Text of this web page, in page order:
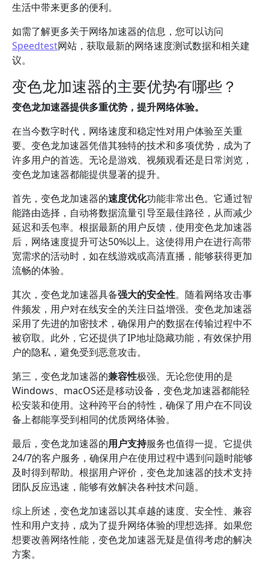
生活中带来更多的便利。
如需了解更多关于网络加速器的信息，您可以访问
Speedtest网站，获取最新的网络速度测试数据和相关建
议。
变色龙加速器的主要优势有哪些？
变色龙加速器提供多重优势，提升网络体验。
在当今数字时代，网络速度和稳定性对用户体验至关重
要。变色龙加速器凭借其独特的技术和多项优势，成为了
许多用户的首选。无论是游戏、视频观看还是日常浏览，
变色龙加速器都能提供显著的提升。
首先，变色龙加速器的速度优化功能非常出色。它通过智
能路由选择，自动将数据流量引导至最佳路径，从而减少
延迟和丢包率。根据最新的用户反馈，使用变色龙加速器
后，网络速度提升可达50%以上。这使得用户在进行高带
宽需求的活动时，如在线游戏或高清直播，能够获得更加
流畅的体验。
其次，变色龙加速器具备强大的安全性。随着网络攻击事
件频发，用户对在线安全的关注日益增强。变色龙加速器
采用了先进的加密技术，确保用户的数据在传输过程中不
被窃取。此外，它还提供了IP地址隐藏功能，有效保护用
户的隐私，避免受到恶意攻击。
第三，变色龙加速器的兼容性极强。无论您使用的是
Windows、macOS还是移动设备，变色龙加速器都能轻
松安装和使用。这种跨平台的特性，确保了用户在不同设
备上都能享受到相同的优质网络体验。
最后，变色龙加速器的用户支持服务也值得一提。它提供
24/7的客户服务，确保用户在使用过程中遇到问题时能够
及时得到帮助。根据用户评价，变色龙加速器的技术支持
团队反应迅速，能够有效解决各种技术问题。
综上所述，变色龙加速器以其卓越的速度、安全性、兼容
性和用户支持，成为了提升网络体验的理想选择。如果您
想要改善网络性能，变色龙加速器无疑是值得考虑的解决
方案。